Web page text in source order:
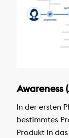
Awareness
In der ersten
bestimmtes
Produkt in